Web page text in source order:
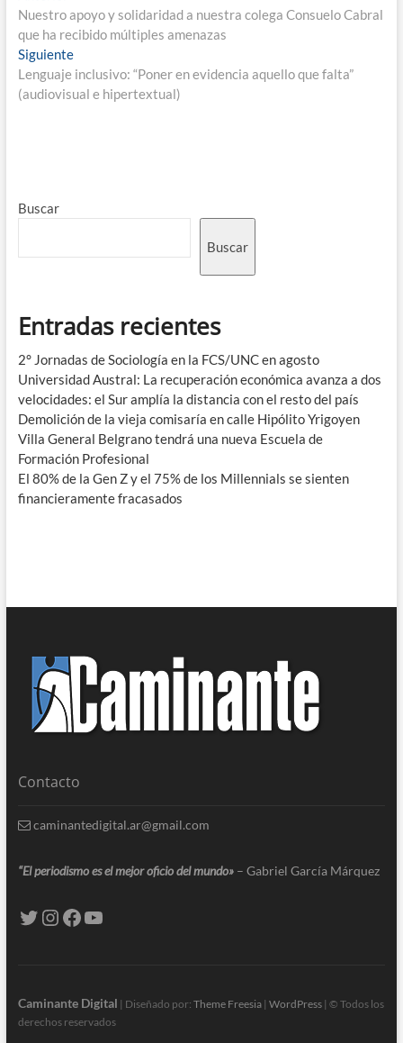
Nuestro apoyo y solidaridad a nuestra colega Consuelo Cabral
que ha recibido múltiples amenazas
Siguiente
Lenguaje inclusivo: “Poner en evidencia aquello que falta”
(audiovisual e hipertextual)
Buscar
Buscar
Entradas recientes
2° Jornadas de Sociología en la FCS/UNC en agosto
Universidad Austral: La recuperación económica avanza a dos
velocidades: el Sur amplía la distancia con el resto del país
Demolición de la vieja comisaría en calle Hipólito Yrigoyen
Villa General Belgrano tendrá una nueva Escuela de
Formación Profesional
El 80% de la Gen Z y el 75% de los Millennials se sienten
financieramente fracasados
Contacto
caminantedigital.ar@gmail.com
“El periodismo es el mejor oficio del mundo» – Gabriel García Márquez
Caminante Digital | Diseñado por: Theme Freesia| WordPress| © Todos los
derechos reservados